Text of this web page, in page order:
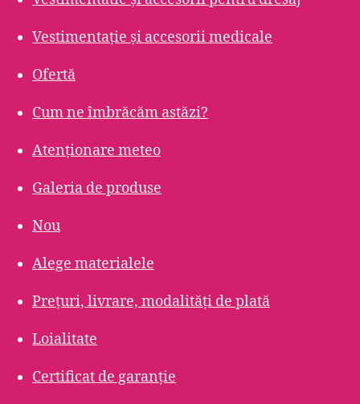
Vestimentație și accesorii medicale
Ofertă
Cum ne îmbrăcăm astăzi?
Atenționare meteo
Galeria de produse
Nou
Alege materialele
Prețuri, livrare, modalități de plată
Loialitate
Certificat de garanție